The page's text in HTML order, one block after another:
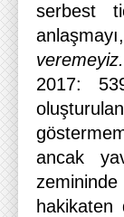
serbest
2017:
ancak
hakikaten